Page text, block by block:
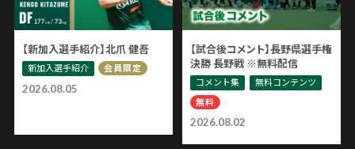
2026.08.05
【新加入選手紹介】北爪 健吾
新加入選手紹介 会員限定
2026.08.02
【試合後コメント】長野県選手権
決勝 長野戦 ※無料配信
コメント集
無料コンテンツ
無料